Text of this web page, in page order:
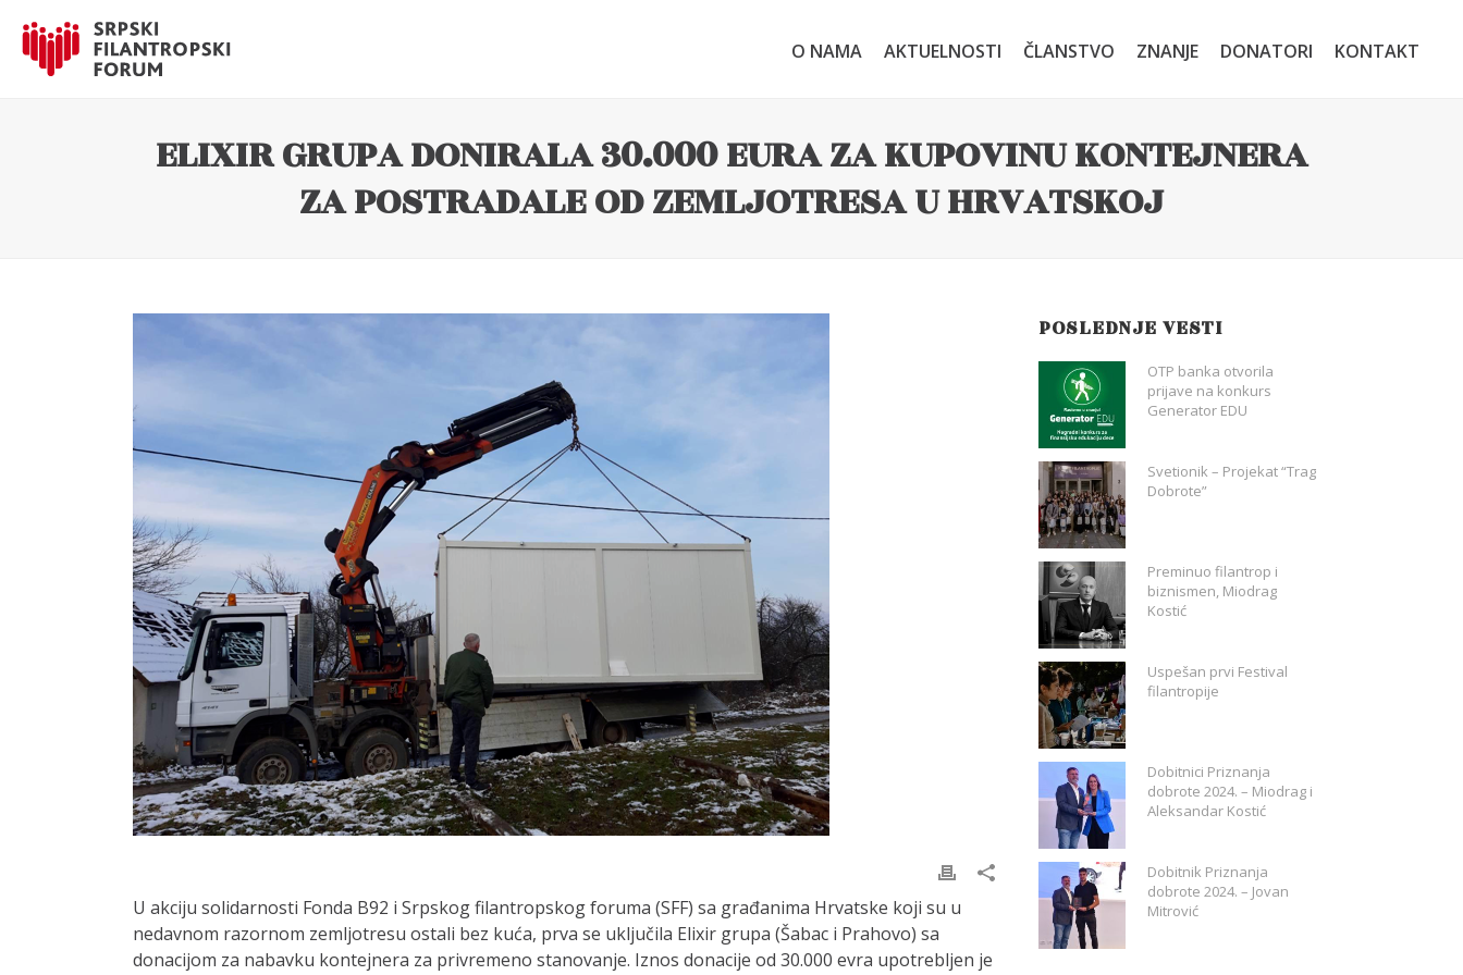
O NAMA AKTUELNOSTI ČLANSTVO ZNANJE DONATORI KONTAKT
ELIXIR GRUPA DONIRALA 30.000 EURA ZA KUPOVINU KONTEJNERA
ZA POSTRADALE OD ZEMLJOTRESA U HRVATSKOJ
U akciju solidarnosti Fonda B92 i Srpskog filantropskog foruma (SFF) sa građanima Hrvatske koji su u
nedavnom razornom zemljotresu ostali bez kuća, prva se uključila Elixir grupa (Šabac i Prahovo) sa
donacijom za nabavku kontejnera za privremeno stanovanje. Iznos donacije od 30.000 evra upotrebljen je
POSLEDNJE VESTI
OTP banka otvorila
prijave na konkurs
Generator EDU
Svetionik – Projekat “Trag
Dobrote”
Preminuo filantrop i
biznismen, Miodrag
Kostić
Uspešan prvi Festival
filantropije
Dobitnici Priznanja
dobrote 2024. – Miodrag i
Aleksandar Kostić
Dobitnik Priznanja
dobrote 2024. – Jovan
Mitrović